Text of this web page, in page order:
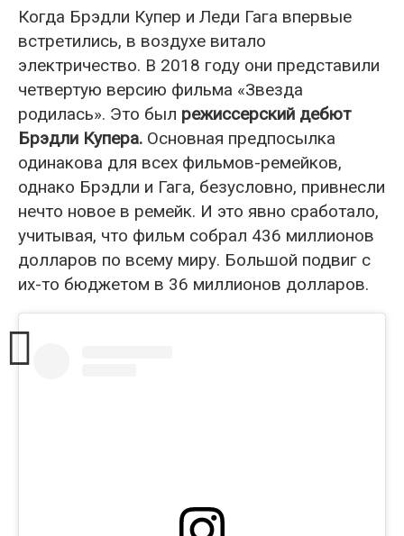
Когда Брэдли Купер и Леди Гага впервые
встретились, в воздухе витало
электричество. В 2018 году они представили
четвертую версию фильма «Звезда
родилась». Это был режиссерский дебют
Брэдли Купера. Основная предпосылка
одинакова для всех фильмов-ремейков,
однако Брэдли и Гага, безусловно, привнесли
нечто новое в ремейк. И это явно сработало,
учитывая, что фильм собрал 436 миллионов
долларов по всему миру. Большой подвиг с
их-то бюджетом в 36 миллионов долларов.